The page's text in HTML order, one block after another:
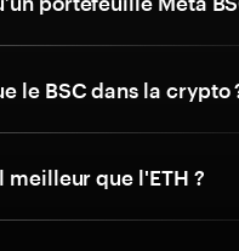
le BSC dans la crypto
meilleur que l'ETH ?